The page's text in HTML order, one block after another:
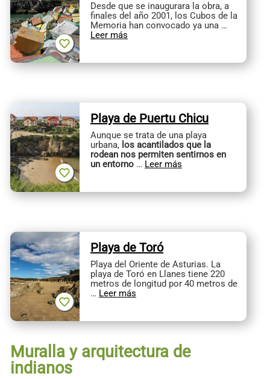
Desde que se inaugurara la obra, a
finales del año 2001, los Cubos de la
Memoria han convocado ya una …
Leer más
Playa de Puertu Chicu
Aunque se trata de una playa
urbana, los acantilados que la
rodean nos permiten sentirnos en
un entorno … Leer más
Playa de Toró
Playa del Oriente de Asturias. La
playa de Toró en Llanes tiene 220
metros de longitud por 40 metros de
… Leer más
Muralla y arquitectura de
indianos